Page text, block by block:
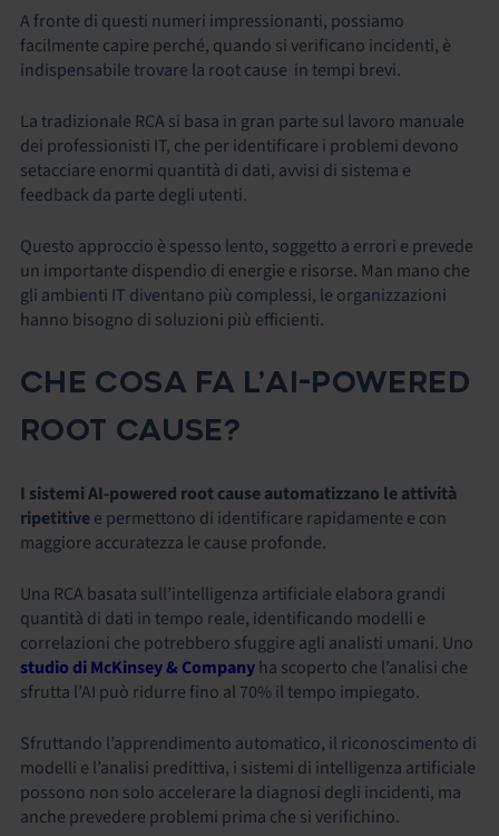
A fronte di questi numeri impressionanti, possiamo
facilmente capire perché, quando si verificano incidenti, è
indispensabile trovare la root cause in tempi brevi.
La tradizionale RCA si basa in gran parte sul lavoro manuale
dei professionisti IT, che per identificare i problemi devono
setacciare enormi quantità di dati, avvisi di sistema e
feedback da parte degli utenti.
Questo approccio è spesso lento, soggetto a errori e prevede
un importante dispendio di energie e risorse. Man mano che
gli ambienti IT diventano più complessi, le organizzazioni
hanno bisogno di soluzioni più efficienti.
CHE COSA FA L’AI-POWERED
ROOT CAUSE?
I sistemi AI-powered root cause automatizzano le attività
ripetitivee permettono di identificare rapidamente e con
maggiore accuratezza le cause profonde.
Una RCA basata sull’intelligenza artificiale elabora grandi
quantità di dati in tempo reale, identificando modelli e
correlazioni che potrebbero sfuggire agli analisti umani. Uno
studio di McKinsey & Companyha scoperto che l’analisi che
sfrutta l’AI può ridurre fino al 70% il tempo impiegato.
Sfruttando l’apprendimento automatico, il riconoscimento di
modelli e l’analisi predittiva, i sistemi di intelligenza artificiale
possono non solo accelerare la diagnosi degli incidenti, ma
anche prevedere problemi prima che si verifichino.